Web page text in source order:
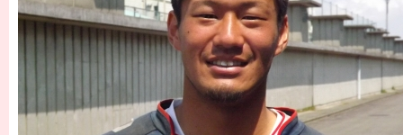
［3219号］特別な覇者へ 大逆転か連破か
［3220号］伝説の王者、黄金のシャーレ